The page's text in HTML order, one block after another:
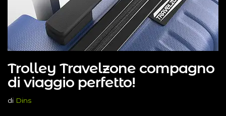
Trolley Travelzone compagno
di viaggio perfetto!
di Dins